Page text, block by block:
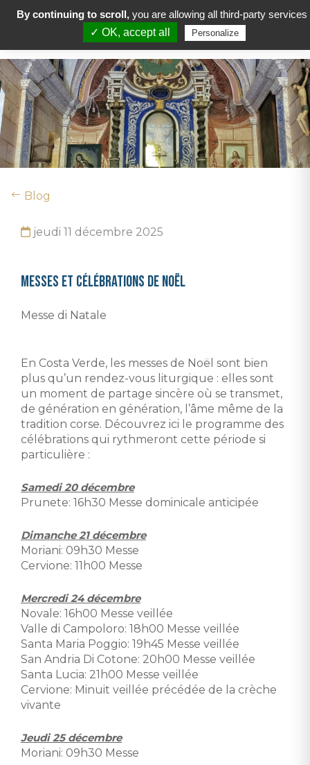
Blog
jeudi 11 décembre 2025
Messes et célébrations de Noël
Messe di Natale
En Costa Verde, les messes de Noël sont bien
plus qu’un rendez-vous liturgique : elles sont
un moment de partage sincère où se transmet,
de génération en génération, l’âme même de la
tradition corse. Découvrez ici le programme des
célébrations qui rythmeront cette période si
particulière :
Samedi 20 décembre
Prunete: 16h30 Messe dominicale anticipée
Dimanche 21 décembre
Moriani: 09h30 Messe
Cervione: 11h00 Messe
Mercredi 24 décembre
Novale: 16h00 Messe veillée
Valle di Campoloro: 18h00 Messe veillée
Santa Maria Poggio: 19h45 Messe veillée
San Andria Di Cotone: 20h00 Messe veillée
Santa Lucia: 21h00 Messe veillée
Cervione: Minuit veillée précédée de la crèche
vivante
Jeudi 25 décembre
Moriani: 09h30 Messe
By continuing to scroll, you are allowing all third-party services
✓ OK, accept all
Personalize